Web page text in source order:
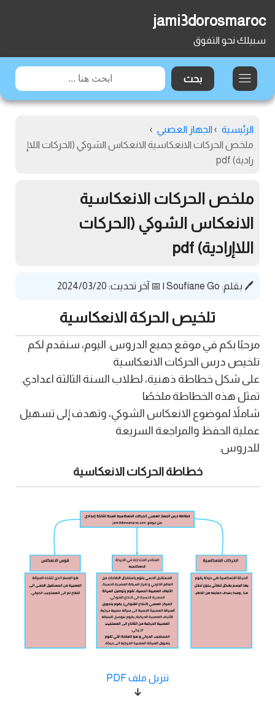
jami3dorosmaroc
سبيلك نحو التفوق
الرئيسية › الجهاز العصبي ›
ملخص الحركات الانعكاسية الانعكاس الشوكي (الحركات اللاإ
رادية) pdf
ملخص الحركات الانعكاسية
الانعكاس الشوكي (الحركات
اللاإرادية) pdf
🖊️ بقلم: Soufiane Go
| 📅 آخر تحديث: 2024/03/20
تلخيص الحركة الانعكاسية
مرحبًا بكم في موقع جميع الدروس. اليوم، سنقدم لكم
تلخيص درس الحركات الانعكاسية
على شكل خطاطة ذهنية، لطلاب السنة الثالثة اعدادي.
تمثل هذه الخطاطة ملخصًا
شاملاً لموضوع الانعكاس الشوكي، وتهدف إلى تسهيل
عملية الحفظ والمراجعة السريعة
للدروس.
خطاطة الحركات الانعكاسية
تنزيل ملف PDF